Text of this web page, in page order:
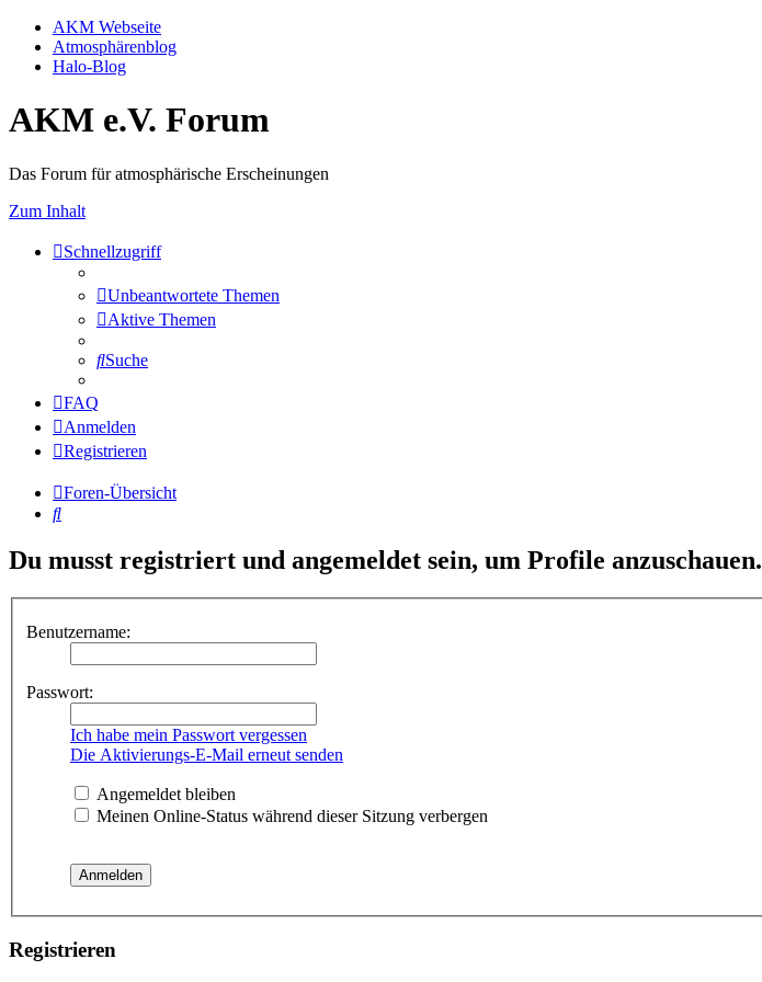
AKM Webseite
Atmosphärenblog
Halo-Blog
AKM e.V. Forum
Das Forum für atmosphärische Erscheinungen
Zum Inhalt
Schnellzugriff
Unbeantwortete Themen
Aktive Themen
Suche
FAQ
Anmelden
Registrieren
Foren-Übersicht
Suche
Du musst registriert und angemeldet sein, um Profile anzuschauen.
Benutzername:
Passwort:
Ich habe mein Passwort vergessen
Die Aktivierungs-E-Mail erneut senden
Angemeldet bleiben
Meinen Online-Status während dieser Sitzung verbergen
Registrieren